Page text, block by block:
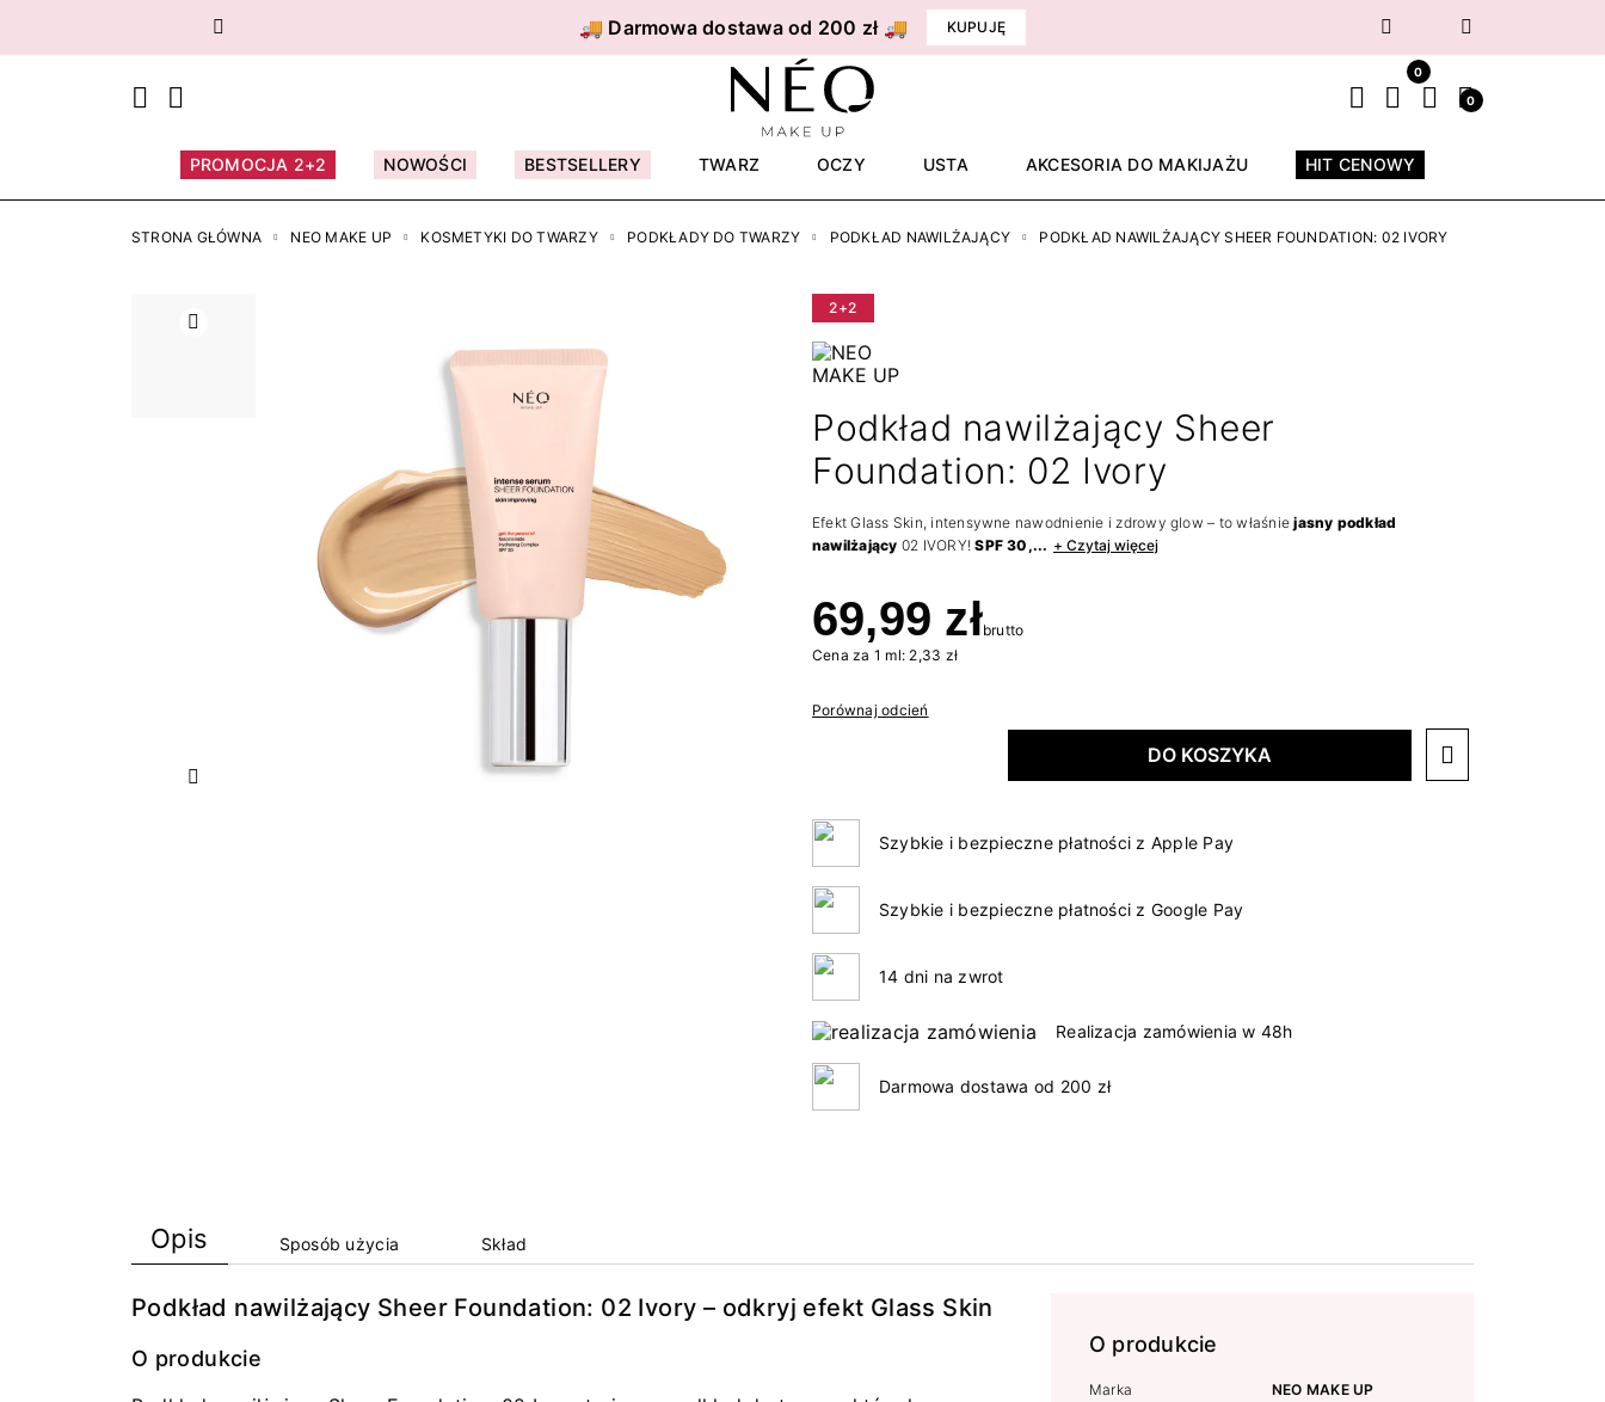
🚚 Darmowa dostawa od 200 zł 🚚 KUPUJĘ
Poprzedni Następny
0
0
PROMOCJA 2+2 NOWOŚCI BESTSELLERY TWARZ OCZY USTA AKCESORIA DO MAKIJAŻU HIT CENOWY
STRONA GŁÓWNA NEO MAKE UP KOSMETYKI DO TWARZY PODKŁADY DO TWARZY PODKŁAD NAWILŻAJĄCY PODKŁAD NAWILŻAJĄCY SHEER FOUNDATION: 02 IVORY
Poprzedni
Następny
2+2
Podkład nawilżający Sheer
Foundation: 02 Ivory
Efekt Glass Skin, intensywne nawodnienie i zdrowy glow – to właśniejasny podkład
nawilżający 02 IVORY!SPF 30,... + Czytaj więcej
69,99 złbrutto
Cena za 1 ml: 2,33 zł
Porównaj odcień
DO KOSZYKA
Szybkie i bezpieczne płatności z Apple Pay
Szybkie i bezpieczne płatności z Google Pay
14 dni na zwrot
Realizacja zamówienia w 48h
Darmowa dostawa od 200 zł
Opis Sposób użycia Skład
O produkcie
Marka
NEO MAKE UP
Podkład nawilżający Sheer Foundation: 02 Ivory – odkryj efekt Glass Skin
O produkcie